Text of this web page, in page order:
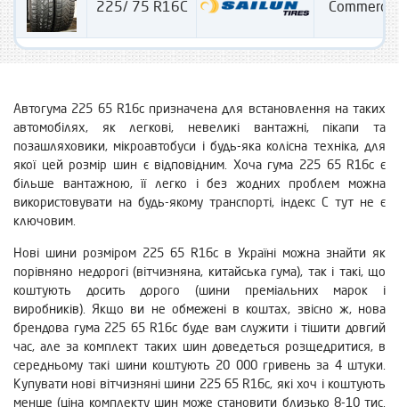
225/ 75 R16C
Автогума 225 65 R16c призначена для встановлення на таких
автомобілях, як легкові, невеликі вантажні, пікапи та
позашляховики, мікроавтобуси і будь-яка колісна техніка, для
якої цей розмір шин є відповідним. Хоча гума 225 65 R16c є
більше вантажною, її легко і без жодних проблем можна
використовувати на будь-якому транспорті, індекс С тут не є
ключовим.
Нові шини розміром 225 65 R16c в Україні можна знайти як
порівняно недорогі (вітчизняна, китайська гума), так і такі, що
коштують досить дорого (шини преміальних марок і
виробників). Якщо ви не обмежені в коштах, звісно ж, нова
брендова гума 225 65 R16c буде вам служити і тішити довгий
час, але за комплект таких шин доведеться розщедритися, в
середньому такі шини коштують 20 000 гривень за 4 штуки.
Купувати нові вітчизняні шини 225 65 R16c, які хоч і коштують
менше (ціна комплекту шин може становити близько 8-10 тис.